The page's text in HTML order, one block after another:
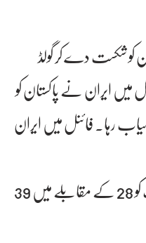
کو شکست دے کر گولڈ
ایران نے پاکستان کو
رہا۔ فائنل میں ایران
واضح رہے کہ ایشین بیچ کبڈی کے پاکستان نے سیمی فائنل میں پاکستان نے بھارت کو 28 کے مقابلے میں 39